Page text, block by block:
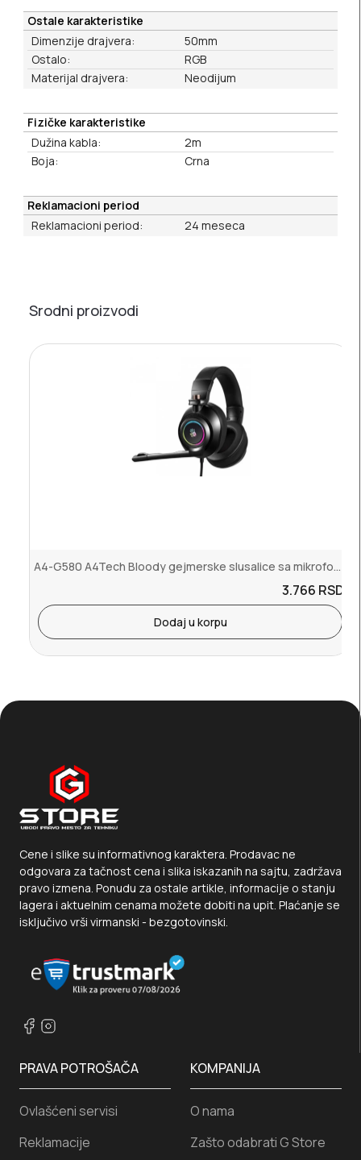
Ostale karakteristike
Dimenzije drajvera:
50mm
Ostalo:
RGB
Materijal drajvera:
Neodijum
Fizičke karakteristike
Dužina kabla:
2m
Boja:
Crna
Reklamacioni period
Reklamacioni period:
24 meseca
Srodni proizvodi
A4-G580 A4Tech Bloody gejmerske slusalice sa mikrofonom, 7.1 SURRO...
3.766 RSD.
Dodaj u korpu
Cene i slike su informativnog karaktera. Prodavac ne
odgovara za tačnost cena i slika iskazanih na sajtu, zadržava
pravo izmena. Ponudu za ostale artikle, informacije o stanju
lagera i aktuelnim cenama možete dobiti na upit. Plaćanje se
isključivo vrši virmanski - bezgotovinski.
PRAVA POTROŠAČA
Ovlašćeni servisi
Reklamacije
KOMPANIJA
O nama
Zašto odabrati G Store